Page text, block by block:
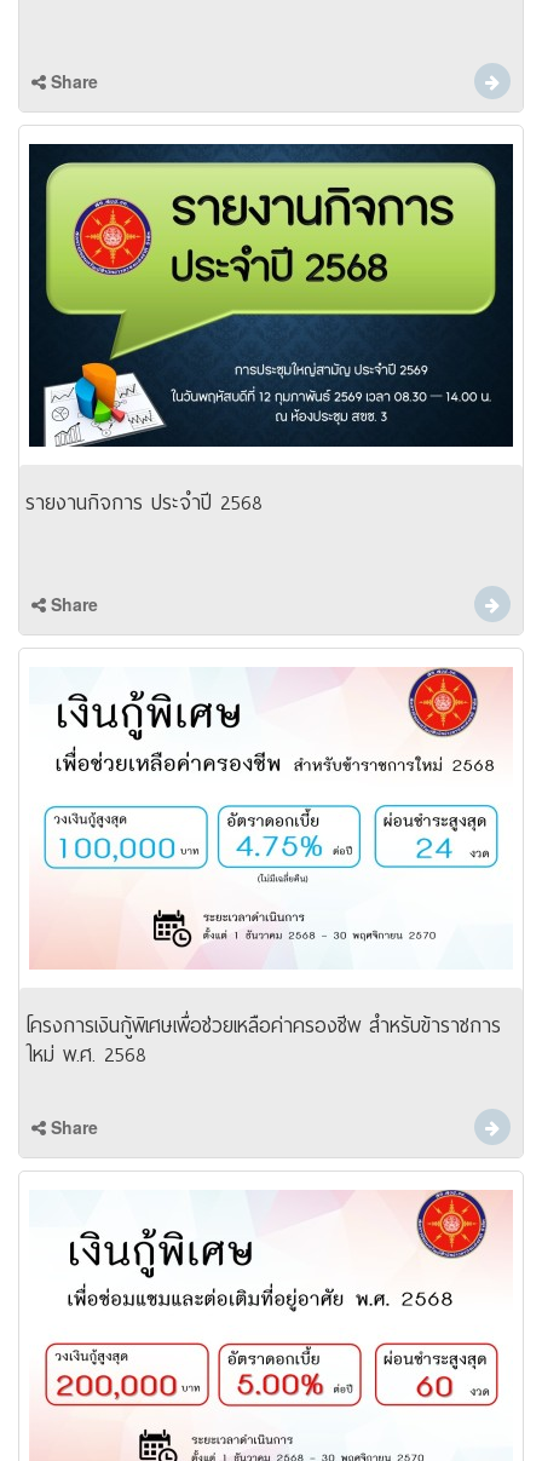
Share
รายงานกิจการ ประจำปี 2568
Share
โครงการเงินกู้พิเศษเพื่อช่วยเหลือค่าครองชีพ สำหรับข้าราชการ
ใหม่ พ.ศ. 2568
Share